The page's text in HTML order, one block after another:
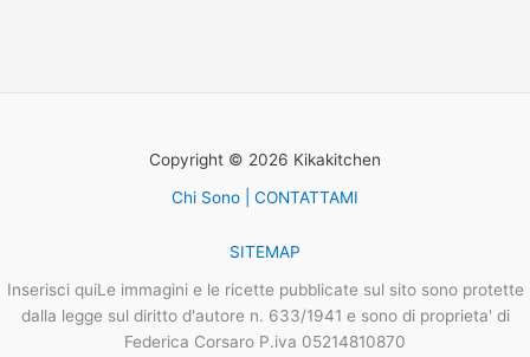
Copyright © 2026 Kikakitchen
Chi Sono | CONTATTAMI
SITEMAP
Inserisci quiLe immagini e le ricette pubblicate sul sito sono protette
dalla legge sul diritto d'autore n. 633/1941 e sono di proprieta' di
Federica Corsaro P.iva 05214810870